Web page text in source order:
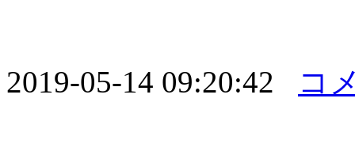
2019-05-14 09:20:42 コ